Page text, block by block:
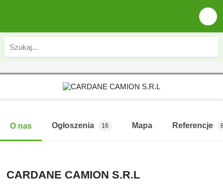
O nas Ogłoszenia 16 Mapa Referencje
CARDANE CAMION S.R.L